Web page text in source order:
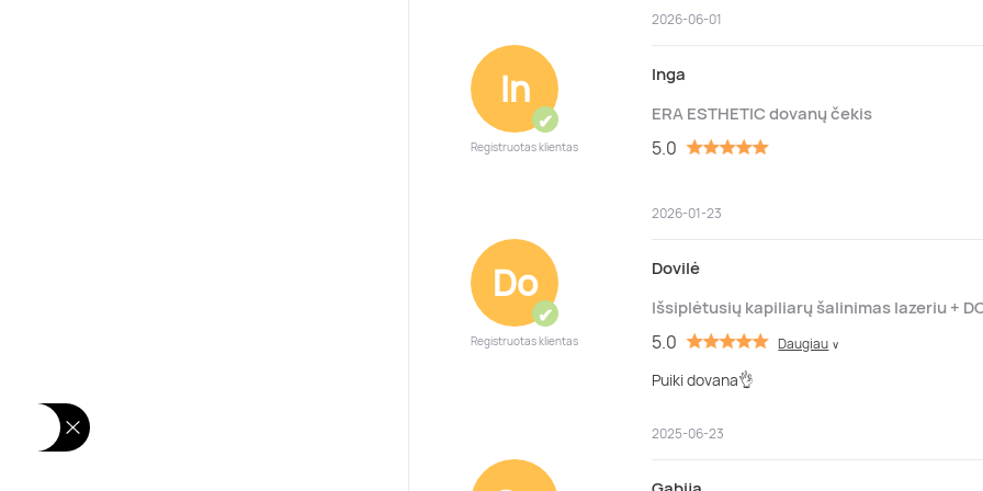
2026-06-01
In
✔
Registruotas klientas
Inga
ERA ESTHETIC dovanų čekis
5.0
2026-01-23
Do
✔
Registruotas klientas
Dovilė
Išsiplėtusių kapiliarų šalinimas lazeriu +
5.0 Daugiau ∨
Puiki dovana👌
2025-06-23